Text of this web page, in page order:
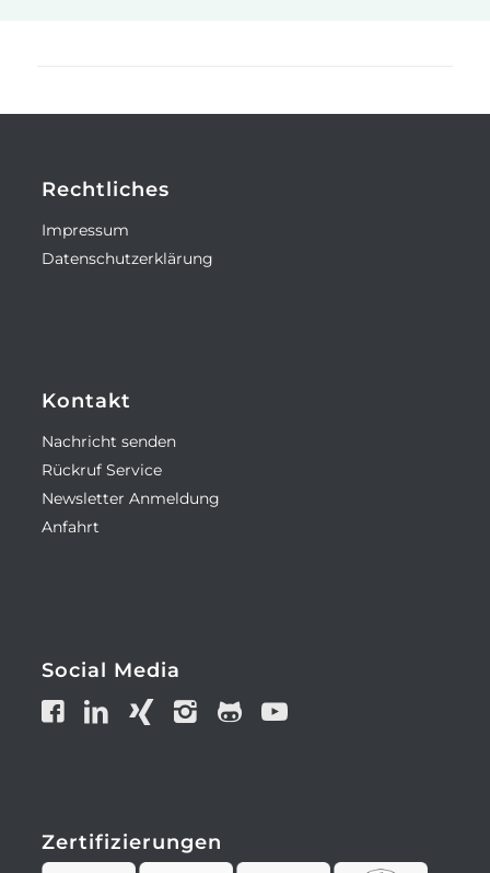
Rechtliches
Impressum
Datenschutzerklärung
Kontakt
Nachricht senden
Rückruf Service
Newsletter Anmeldung
Anfahrt
Social Media
Zertifizierungen